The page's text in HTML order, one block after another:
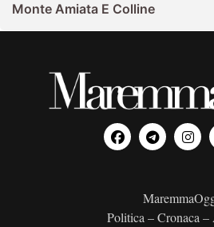
Monte Amiata E Colline
Politica – Cronaca –